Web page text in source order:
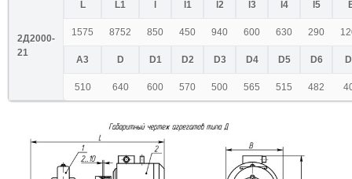
2Д2000-
21
L L1 l l1 l2 l3 l4 l5
1575 8752 850 450 940 600 630 290
A3 D D1 D2 D3 D4 D5 D6
510 640 600 570 500 565 515 482